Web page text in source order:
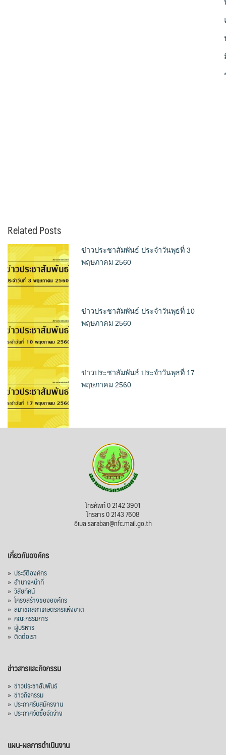
Related Posts
ข่าวประชาสัมพันธ์ ประจำวันพุธที่ 3
พฤษภาคม 2560
ข่าวประชาสัมพันธ์ ประจำวันพุธที่ 10
พฤษภาคม 2560
ข่าวประชาสัมพันธ์ ประจำวันพุธที่ 17
พฤษภาคม 2560
โทรศัพท์ 0 2142 3901
โทรสาร 0 2143 7608
อีเมล saraban@nfc.mail.go.th
เกี่ยวกับองค์กร
» ประวัติองค์กร
» อำนาจหน้าที่
» วิสัยทัศน์
» โครงสร้างขององค์กร
» สมาชิกสภาเกษตรกรแห่งชาติ
» คณะกรรมการ
» ผู้บริหาร
» ติดต่อเรา
ข่าวสารและกิจกรรม
» ข่าวประชาสัมพันธ์
» ข่าวกิจกรรม
» ประกาศรับสมัครงาน
» ประกาศจัดซื้อจัดจ้าง
แผน-ผลการดำเนินงาน